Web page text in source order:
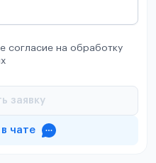
согласие на обработку
заявку
чате